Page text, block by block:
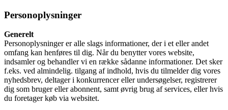
Personoplysninger
Generelt
Personoplysninger er alle slags informationer, der i et eller andet
omfang kan henføres til dig. Når du benytter vores website,
indsamler og behandler vi en række sådanne informationer. Det sker
f.eks. ved almindelig. tilgang af indhold, hvis du tilmelder dig vores
nyhedsbrev, deltager i konkurrencer eller undersøgelser, registrerer
dig som bruger eller abonnent, samt øvrig brug af services, eller hvis
du foretager køb via websitet.